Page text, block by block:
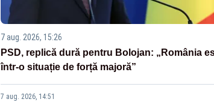
7 aug. 2026, 15:26
PSD, replică dură pentru Bolojan: „România
într-o situație de forță majoră”
7 aug. 2026, 14:51